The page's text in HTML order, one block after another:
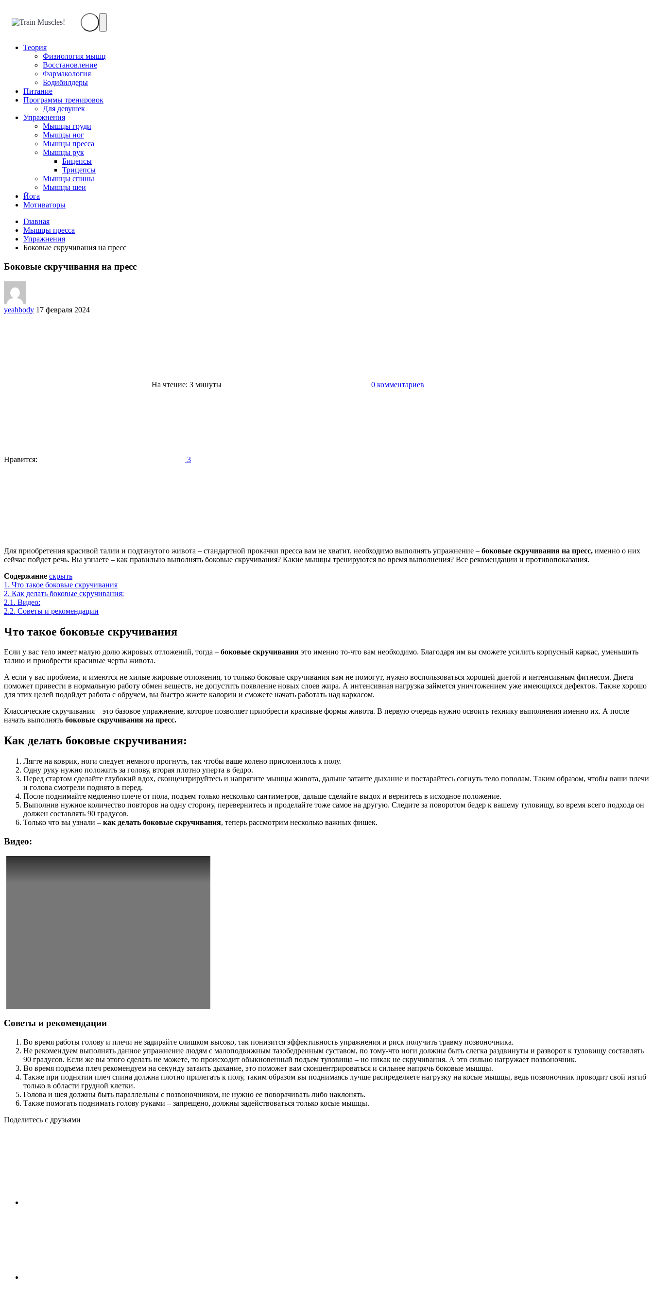
Train
Теория
Физиология мышц
Восстановление
Фармакология
Бодибилдеры
Питание
Программы тренировок
Для девушек
Упражнения
Мышцы груди
Мышцы ног
Мышцы пресса
Мышцы рук
Бицепсы
Трицепсы
Мышцы спины
Мышцы шеи
Йога
Мотиваторы
Главная
Мышцы пресса
Упражнения
Боковые скручивания на пресс
Боковые скручивания на пресс
yeahbody 17 февраля 2024
На чтение: 3 минуты 0 комментариев
Нравится: 3
Для приобретения красивой талии и подтянутого живота – стандартной прокачки пресса вам не хватит, необходимо выполнять упражнение – боковые скручивания на пресс, именно о них
сейчас пойдет речь. Вы узнаете – как правильно выполнять боковые скручивания? Какие мышцы тренируются во время выполнения? Все рекомендации и противопоказания.
Содержание скрыть
1. Что такое боковые скручивания
2. Как делать боковые скручивания:
2.1. Видео:
2.2. Советы и рекомендации
Что такое боковые скручивания
Если у вас тело имеет малую долю жировых отложений, тогда – боковые скручивания это именно то-что вам необходимо. Благодаря им вы сможете усилить корпусный каркас, уменьшить
талию и приобрести красивые черты живота.
А если у вас проблема, и имеются не хилые жировые отложения, то только боковые скручивания вам не помогут, нужно воспользоваться хорошей диетой и интенсивным фитнесом. Диета
поможет привести в нормальную работу обмен веществ, не допустить появление новых слоев жира. А интенсивная нагрузка займется уничтожением уже имеющихся дефектов. Также хорошо
для этих целей подойдет работа с обручем, вы быстро жжете калории и сможете начать работать над каркасом.
Классические скручивания – это базовое упражнение, которое позволяет приобрести красивые формы живота. В первую очередь нужно освоить технику выполнения именно их. А после
начать выполнять боковые скручивания на пресс.
Как делать боковые скручивания:
Лягте на коврик, ноги следует немного прогнуть, так чтобы ваше колено прислонилось к полу.
Одну руку нужно положить за голову, вторая плотно уперта в бедро.
Перед стартом сделайте глубокий вдох, сконцентрируйтесь и напрягите мышцы живота, дальше затаите дыхание и постарайтесь согнуть тело пополам. Таким образом, чтобы ваши плечи
и голова смотрели поднято в перед.
После поднимайте медленно плече от пола, подъем только несколько сантиметров, дальше сделайте выдох и вернитесь в исходное положение.
Выполнив нужное количество повторов на одну сторону, перевернитесь и проделайте тоже самое на другую. Следите за поворотом бедер к вашему туловищу, во время всего подхода он
должен составлять 90 градусов.
Только что вы узнали – как делать боковые скручивания, теперь рассмотрим несколько важных фишек.
Видео:
Советы и рекомендации
Во время работы голову и плечи не задирайте слишком высоко, так понизится эффективность упражнения и риск получить травму позвоночника.
Не рекомендуем выполнять данное упражнение людям с малоподвижным тазобедренным суставом, по тому-что ноги должны быть слегка раздвинуты и разворот к туловищу составлять
90 градусов. Если же вы этого сделать не можете, то происходит обыкновенный подъем туловища – но никак не скручивания. А это сильно нагружает позвоночник.
Во время подъема плеч рекомендуем на секунду затаить дыхание, это поможет вам сконцентрироваться и сильнее напрячь боковые мышцы.
Также при поднятии плеч спина должна плотно прилегать к полу, таким образом вы поднимаясь лучше распределяете нагрузку на косые мышцы, ведь позвоночник проводит свой изгиб
только в области грудной клетки.
Голова и шея должны быть параллельны с позвоночником, не нужно ее поворачивать либо наклонять.
Также помогать поднимать голову руками – запрещено, должны задействоваться только косые мышцы.
Поделитесь с друзьями